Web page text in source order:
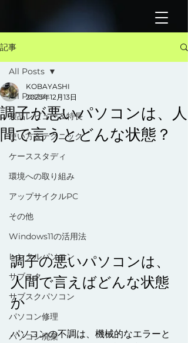
記事
All Posts
製品レビュー＆特長
使い方＆テクニック
ケーススタディ
環境への取り組み
アップサイクルPC
その他
Windows11の活用法
レンタルパソコン
サブスク
サブスクパソコン
パソコン修理
パソコン廃棄
All Posts
調子が悪いパソコンは、人
間で言うとどんな状態？
KOBAYASHI
2025年12月13日
調子の悪いパソコンは、
人間で言えばどんな状態
か
パソコンの不調は、機械的なエラーと